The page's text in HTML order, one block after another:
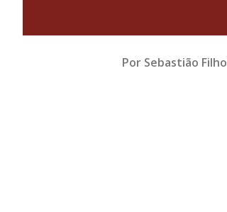
Por Sebastião Filho